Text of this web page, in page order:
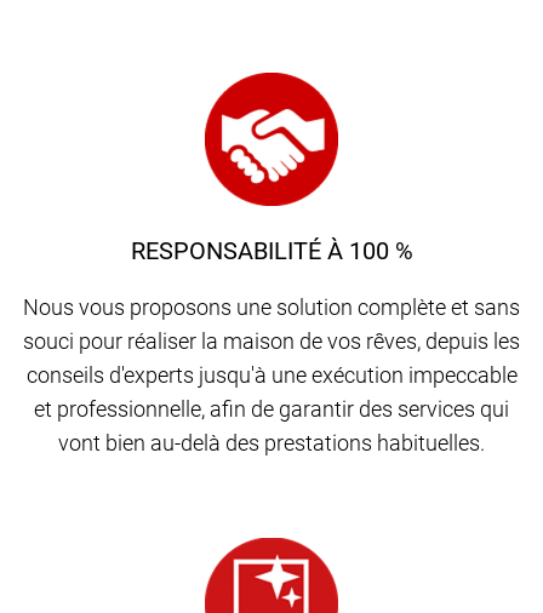
RESPONSABILITÉ À 100 %
Nous vous proposons une solution complète et sans
souci pour réaliser la maison de vos rêves, depuis les
conseils d'experts jusqu'à une exécution impeccable
et professionnelle, afin de garantir des services qui
vont bien au-delà des prestations habituelles.